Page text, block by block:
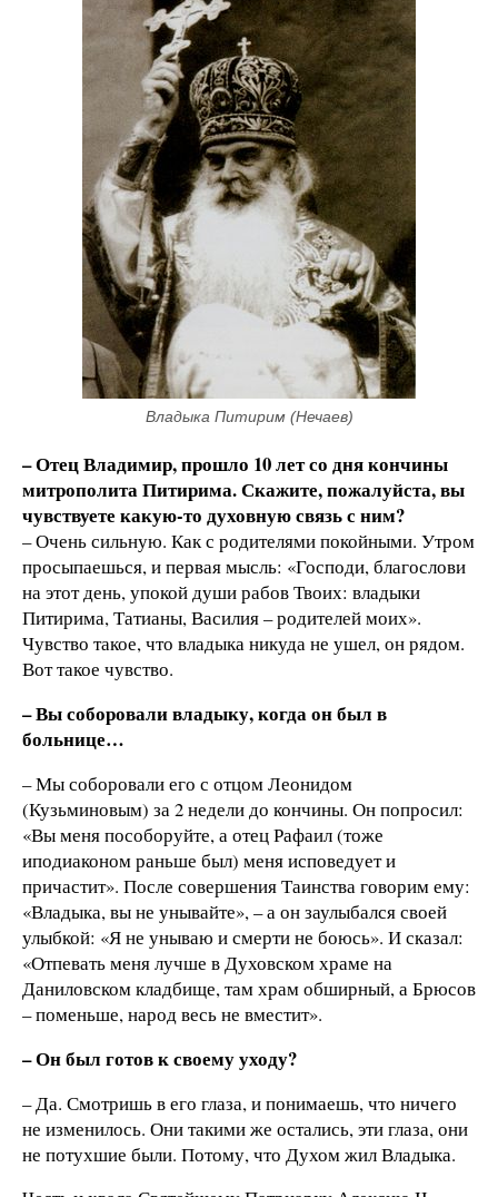
Владыка Питирим (Нечаев)
– Отец Владимир, прошло 10 лет со дня кончины
митрополита Питирима. Скажите, пожалуйста, вы
чувствуете какую-то духовную связь с ним?
– Очень сильную. Как с родителями покойными. Утром
просыпаешься, и первая мысль: «Господи, благослови
на этот день, упокой души рабов Твоих: владыки
Питирима, Татианы, Василия – родителей моих».
Чувство такое, что владыка никуда не ушел, он рядом.
Вот такое чувство.
– Вы соборовали владыку, когда он был в
больнице…
– Мы соборовали его с отцом Леонидом
(Кузьминовым) за 2 недели до кончины. Он попросил:
«Вы меня пособоруйте, а отец Рафаил (тоже
иподиаконом раньше был) меня исповедует и
причастит». После совершения Таинства говорим ему:
«Владыка, вы не унывайте», – а он заулыбался своей
улыбкой: «Я не унываю и смерти не боюсь». И сказал:
«Отпевать меня лучше в Духовском храме на
Даниловском кладбище, там храм обширный, а Брюсов
– поменьше, народ весь не вместит».
– Он был готов к своему уходу?
– Да. Смотришь в его глаза, и понимаешь, что ничего
не изменилось. Они такими же остались, эти глаза, они
не потухшие были. Потому, что Духом жил Владыка.